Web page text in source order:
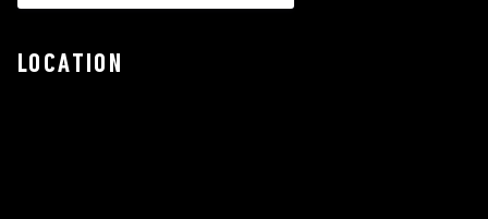
LOCATION